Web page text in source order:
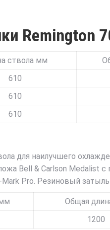
Remington
ствола мм
610
610
610
для наилучшего
Bell & Carlson Medalist
Pro. Резиновый
Общая
1200